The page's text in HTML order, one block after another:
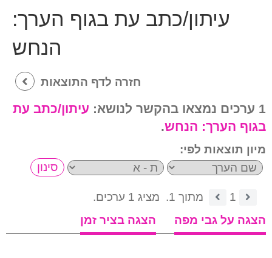
עיתון/כתב עת בגוף הערך:
הנחש
חזרה לדף התוצאות
1 ערכים נמצאו בהקשר לנושא:
עיתון/כתב עת
בגוף הערך: הנחש.
מיון תוצאות לפי:
1 מתוך 1.
מציג 1 ערכים.
הצגה על גבי מפה
הצגה בציר זמן